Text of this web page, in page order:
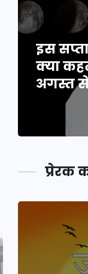
इस
क्या
अगस्त
प्रेरक